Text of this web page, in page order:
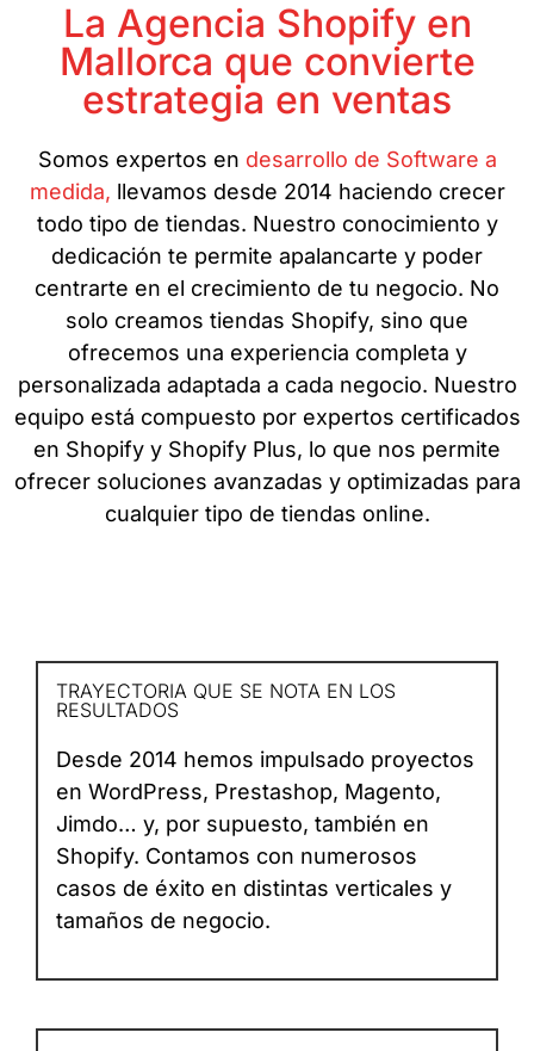
La Agencia Shopify en
Mallorca que convierte
estrategia en ventas
Somos expertos en desarrollo de Software a
medida, llevamos desde 2014 haciendo crecer
todo tipo de tiendas. Nuestro conocimiento y
dedicación te permite apalancarte y poder
centrarte en el crecimiento de tu negocio. No
solo creamos tiendas Shopify, sino que
ofrecemos una experiencia completa y
personalizada adaptada a cada negocio. Nuestro
equipo está compuesto por expertos certificados
en Shopify y Shopify Plus, lo que nos permite
ofrecer soluciones avanzadas y optimizadas para
cualquier tipo de tiendas online.
TRAYECTORIA QUE SE NOTA EN LOS
RESULTADOS
Desde 2014 hemos impulsado proyectos
en WordPress, Prestashop, Magento,
Jimdo… y, por supuesto, también en
Shopify. Contamos con numerosos
casos de éxito en distintas verticales y
tamaños de negocio.